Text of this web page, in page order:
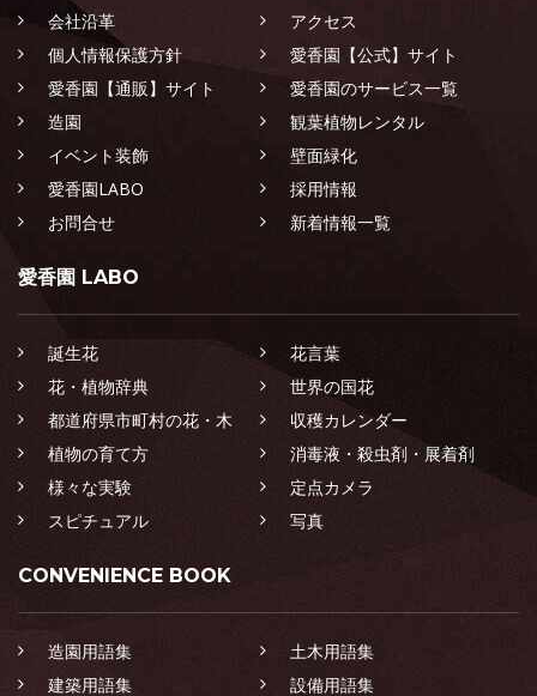
会社沿革
アクセス
個人情報保護方針
愛香園【公式】サイト
愛香園【通販】サイト
愛香園のサービス一覧
造園
観葉植物レンタル
イベント装飾
壁面緑化
愛香園LABO
採用情報
お問合せ
新着情報一覧
愛香園 LABO
誕生花
花言葉
花・植物辞典
世界の国花
都道府県市町村の花・木
収穫カレンダー
植物の育て方
消毒液・殺虫剤・展着剤
様々な実験
定点カメラ
スピチュアル
写真
CONVENIENCE BOOK
造園用語集
土木用語集
建築用語集
設備用語集